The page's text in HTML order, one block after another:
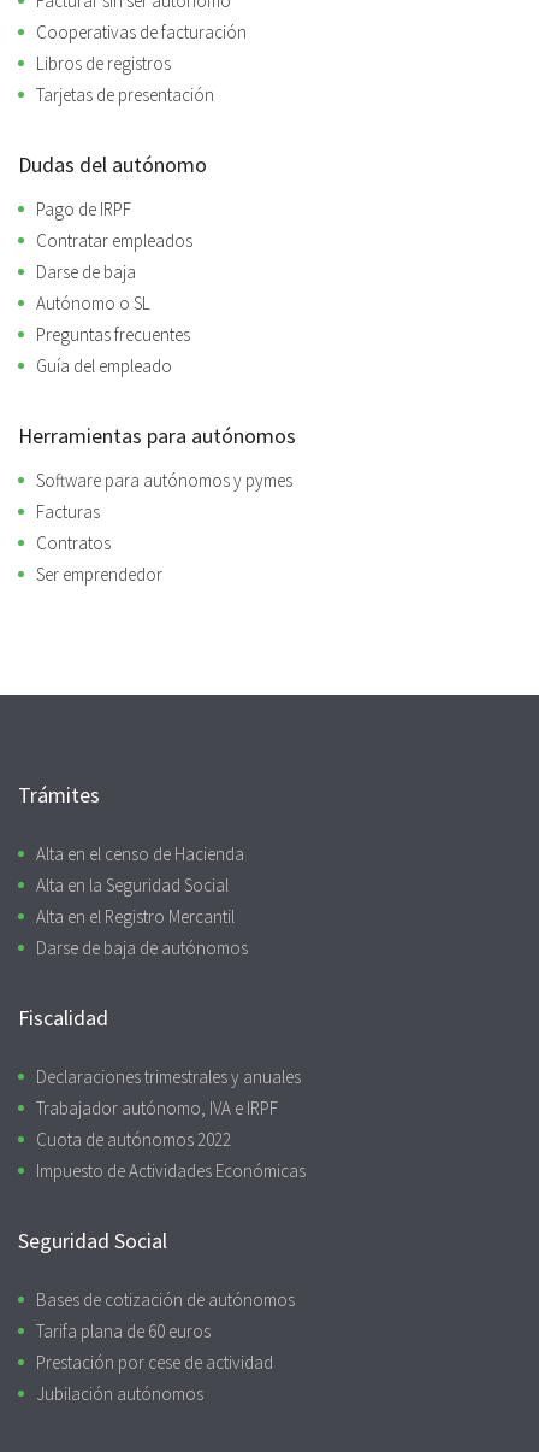
Cooperativas de facturación
Libros de registros
Tarjetas de presentación
Dudas del autónomo
Pago de IRPF
Contratar empleados
Darse de baja
Autónomo o SL
Preguntas frecuentes
Guía del empleado
Herramientas para autónomos
Software para autónomos y pymes
Facturas
Contratos
Ser emprendedor
Trámites
Alta en el censo de Hacienda
Alta en la Seguridad Social
Alta en el Registro Mercantil
Darse de baja de autónomos
Fiscalidad
Declaraciones trimestrales y anuales
Trabajador autónomo, IVA e IRPF
Cuota de autónomos 2022
Impuesto de Actividades Económicas
Seguridad Social
Bases de cotización de autónomos
Tarifa plana de 60 euros
Prestación por cese de actividad
Jubilación autónomos